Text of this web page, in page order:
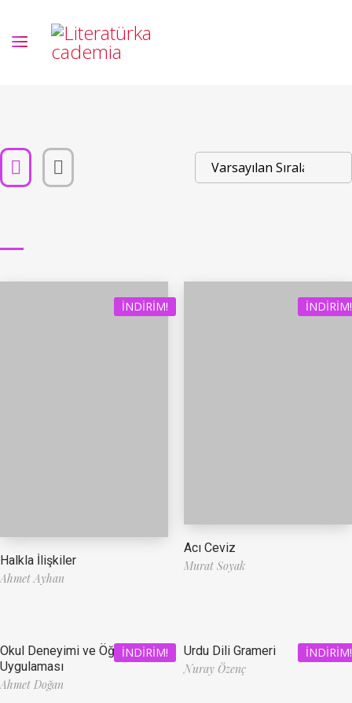
İNDIRIM!
Halkla İlişkiler
Ahmet Ayhan
İNDIRIM!
Acı Ceviz
Murat Soyak
İNDIRIM!
Okul Deneyimi ve Öğretmenlik
Uygulaması
Ahmet Doğan
İNDIRIM!
Urdu Dili Grameri
Nuray Özenç